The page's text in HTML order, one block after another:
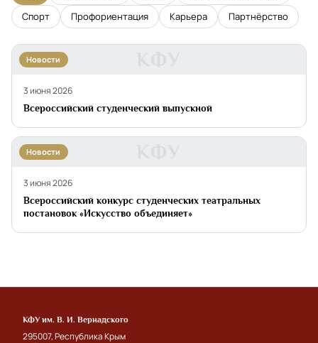
Спорт
Профориентация Карьера Партнёрство
Новости
3 июня 2026
Всероссийский студенческий выпускной
Новости
3 июня 2026
Всероссийский конкурс студенческих театральных
постановок «Искусство объединяет»
КФУ им. В. И. Вернадского
295007, Республика Крым